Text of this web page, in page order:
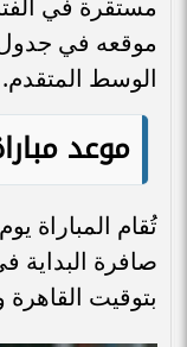
موقعه في جدول
الوسط المتقدم.
موعد
بتوقيت